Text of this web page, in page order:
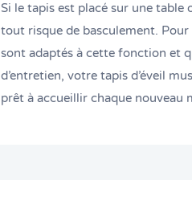
Si le tapis est placé sur une
tout risque de basculement. Pour
sont adaptés à cette fonction et
d’entretien, votre tapis d’éveil
prêt à accueillir chaque nouveau